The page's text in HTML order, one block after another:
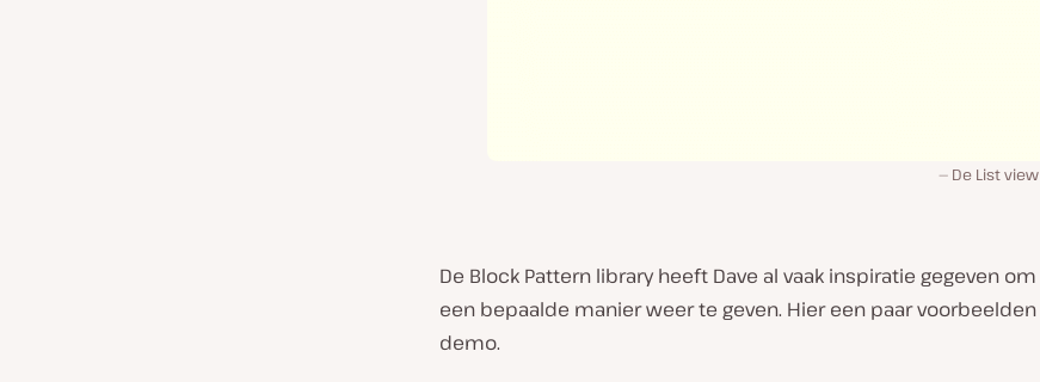
De List
De Block Pattern library heeft Dave al vaak inspiratie gegeven
een bepaalde manier weer te geven. Hier een paar voorbeelden
demo.